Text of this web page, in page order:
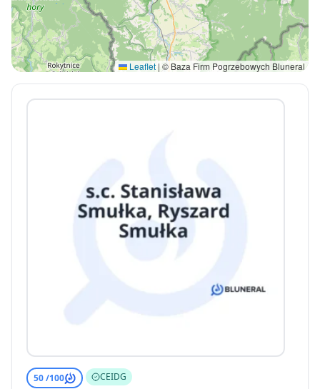
Leaflet | © Baza Firm Pogrzebowych Bluneral
50 /100 CEIDG